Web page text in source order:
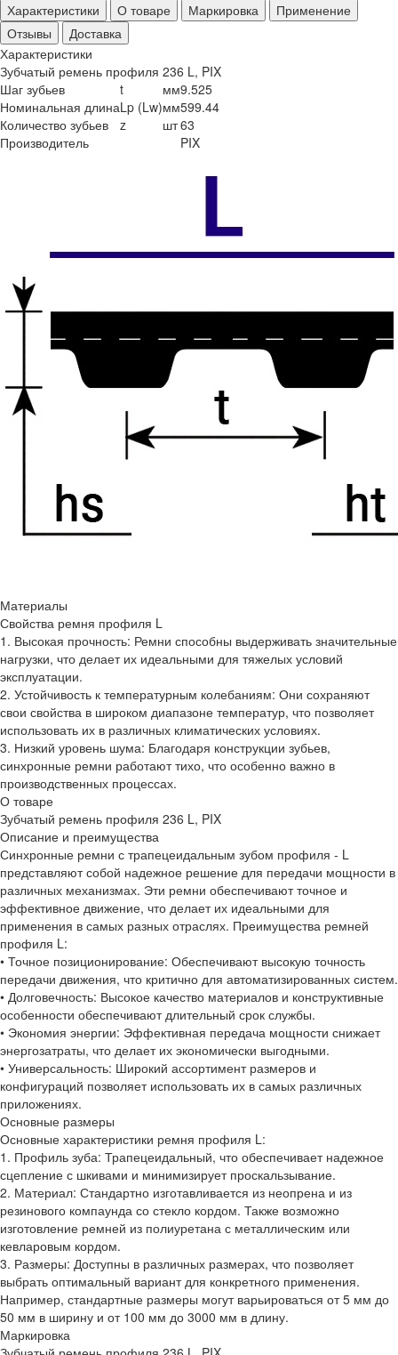
Характеристики
О товаре Маркировка
Применение
Отзывы
Доставка
Характеристики
Зубчатый ремень профиля 236 L, PIX
Шаг зубьев
t мм9.525
Номинальная длинаLp (Lw)мм599.44
Количество зубьев
z шт63
Производитель
PIX
Материалы
Свойства ремня профиля L
1. Высокая прочность: Ремни способны выдерживать значительные
нагрузки, что делает их идеальными для тяжелых условий
эксплуатации.
2. Устойчивость к температурным колебаниям: Они сохраняют
свои свойства в широком диапазоне температур, что позволяет
использовать их в различных климатических условиях.
3. Низкий уровень шума: Благодаря конструкции зубьев,
синхронные ремни работают тихо, что особенно важно в
производственных процессах.
О товаре
Зубчатый ремень профиля 236 L, PIX
Описание и преимущества
Синхронные ремни с трапецеидальным зубом профиля - L
представляют собой надежное решение для передачи мощности в
различных механизмах. Эти ремни обеспечивают точное и
эффективное движение, что делает их идеальными для
применения в самых разных отраслях. Преимущества ремней
профиля L:
• Точное позиционирование: Обеспечивают высокую точность
передачи движения, что критично для автоматизированных систем.
• Долговечность: Высокое качество материалов и конструктивные
особенности обеспечивают длительный срок службы.
• Экономия энергии: Эффективная передача мощности снижает
энергозатраты, что делает их экономически выгодными.
• Универсальность: Широкий ассортимент размеров и
конфигураций позволяет использовать их в самых различных
приложениях.
Основные размеры
Основные характеристики ремня профиля L:
1. Профиль зуба: Трапецеидальный, что обеспечивает надежное
сцепление с шкивами и минимизирует проскальзывание.
2. Материал: Стандартно изготавливается из неопрена и из
резинового компаунда со стекло кордом. Также возможно
изготовление ремней из полиуретана с металлическим или
кевларовым кордом.
3. Размеры: Доступны в различных размерах, что позволяет
выбрать оптимальный вариант для конкретного применения.
Например, стандартные размеры могут варьироваться от 5 мм до
50 мм в ширину и от 100 мм до 3000 мм в длину.
Маркировка